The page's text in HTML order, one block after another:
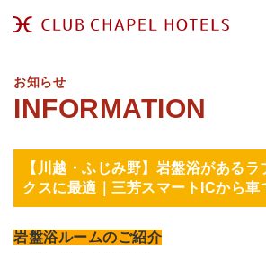
お知らせ
【川越・ふじみ野】岩盤浴がある
クスに最適｜三芳スマートICから車
岩盤浴ルームのご紹介